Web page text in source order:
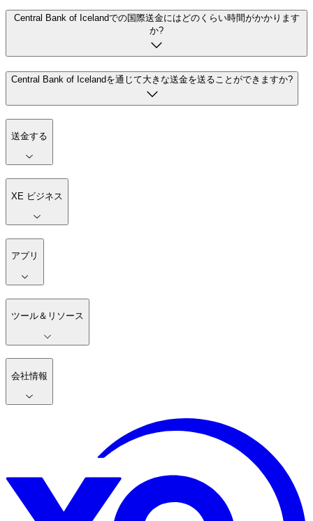
Central Bank of Icelandでの国際送金にはどのくらい時間がかかります
か?
Central Bank of Icelandを通じて大きな送金を送ることができますか?
送金する
XE ビジネス
アプリ
ツール＆リソース
会社情報